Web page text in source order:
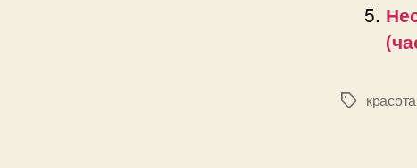
Позначки
красота